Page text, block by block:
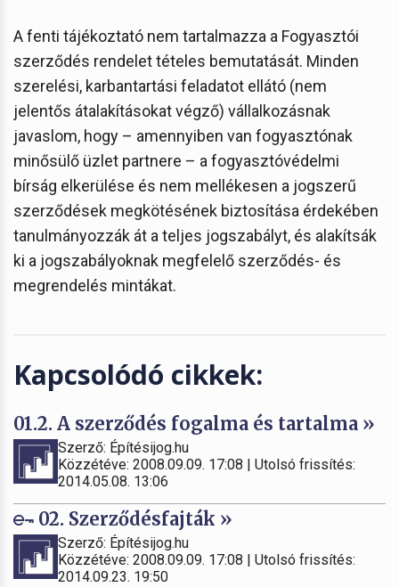
A fenti tájékoztató nem tartalmazza a Fogyasztói
szerződés rendelet tételes bemutatását. Minden
szerelési, karbantartási feladatot ellátó (nem
jelentős átalakításokat végző) vállalkozásnak
javaslom, hogy – amennyiben van fogyasztónak
minősülő üzlet partnere – a fogyasztóvédelmi
bírság elkerülése és nem mellékesen a jogszerű
szerződések megkötésének biztosítása érdekében
tanulmányozzák át a teljes jogszabályt, és alakítsák
ki a jogszabályoknak megfelelő szerződés- és
megrendelés mintákat.
Kapcsolódó cikkek:
01.2. A szerződés fogalma és tartalma »
Szerző: Építésijog.hu
Közzétéve: 2008.09.09. 17:08 | Utolsó frissítés:
2014.05.08. 13:06
02. Szerződésfajták »
Szerző: Építésijog.hu
Közzétéve: 2008.09.09. 17:08 | Utolsó frissítés:
2014.09.23. 19:50